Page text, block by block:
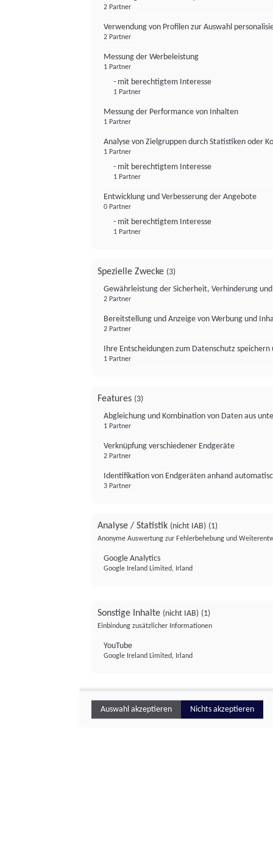
2 Partner
Verwendung von Profilen zur Auswahl
2 Partner
Messung der Werbeleistung
1 Partner
- mit berechtigtem Interesse
1 Partner
Messung der Performance von Inhalten
1 Partner
Analyse von Zielgruppen durch Statistiken oder
1 Partner
- mit berechtigtem Interesse
1 Partner
Entwicklung und Verbesserung der Angebote
0 Partner
- mit berechtigtem Interesse
1 Partner
Spezielle Zwecke (3)
Gewährleistung der Sicherheit, Verhinderung
2 Partner
Bereitstellung und Anzeige von Werbung und
2 Partner
Ihre Entscheidungen zum Datenschutz
1 Partner
Features (3)
Abgleichung und Kombination von Daten aus
1 Partner
Verknüpfung verschiedener Endgeräte
2 Partner
Identifikation von Endgeräten anhand
3 Partner
Analyse / Statistik (nicht IAB) (1)
Anonyme Auswertung zur Fehlerbehebung und
Google Analytics
Google Ireland Limited, Irland
Sonstige Inhalte (nicht IAB) (1)
Einbindung zusätzlicher Informationen
YouTube
Google Ireland Limited, Irland
Auswahl akzeptieren Nichts akzeptieren